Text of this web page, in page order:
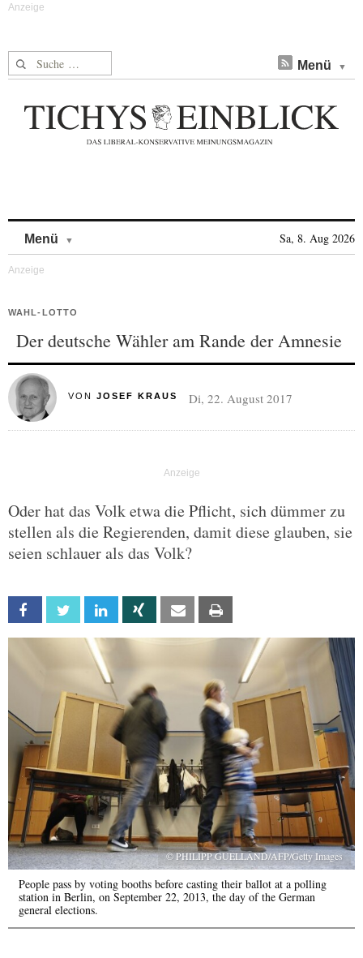
Suche nach: Menü
Menü Sa, 8. Aug 2026
WAHL-LOTTO
Der deutsche Wähler am Rande der Amnesie
VON JOSEF KRAUS Di, 22. August 2017
Oder hat das Volk etwa die Pflicht, sich dümmer zu
stellen als die Regierenden, damit diese glauben, sie
seien schlauer als das Volk?
Facebook Twitter Linkedin Xing Email
© PHILIPP GUELLAND/AFP/Getty Images
People pass by voting booths before casting their ballot at a polling
station in Berlin, on September 22, 2013, the day of the German
general elections.